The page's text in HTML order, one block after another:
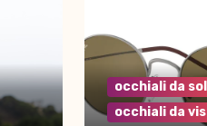
occhiali da
occhiali da